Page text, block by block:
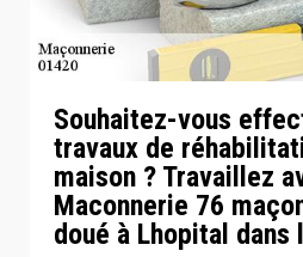
Souhaitez-vous
travaux de
maison ? Travaillez
Maconnerie 76
doué à Lhopital dans